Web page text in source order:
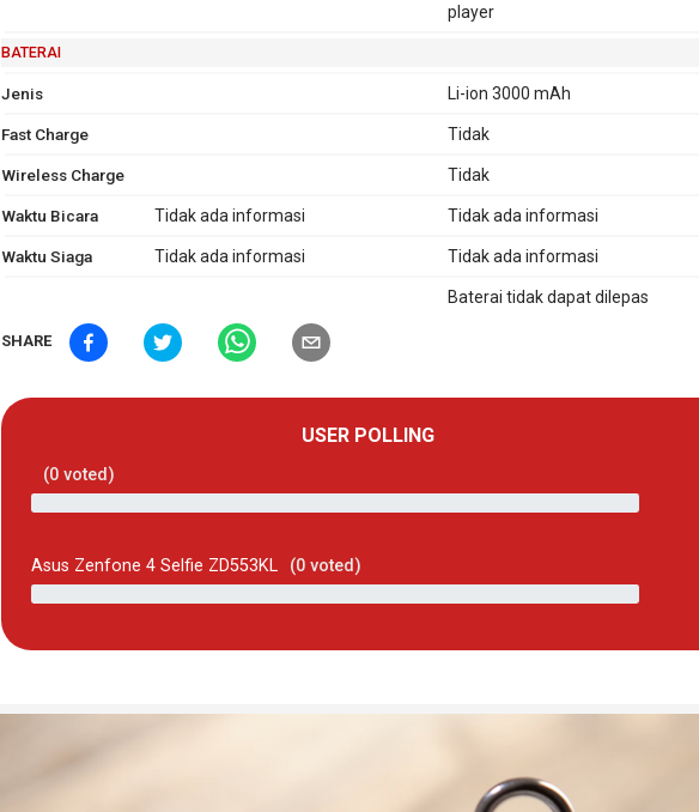
player
BATERAI
Jenis Li-ion 3000 mAh
Fast Charge Tidak
Wireless Charge Tidak
Waktu Bicara Tidak ada informasi Tidak ada informasi
Waktu Siaga Tidak ada informasi Tidak ada informasi
Baterai tidak dapat dilepas
SHARE
USER POLLING
(0voted)
Asus Zenfone 4 Selfie ZD553KL (0voted)